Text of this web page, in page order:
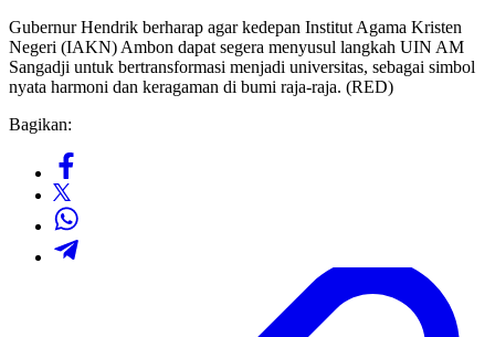
Gubernur Hendrik berharap agar kedepan Institut Agama Kristen
Negeri (IAKN) Ambon dapat segera menyusul langkah UIN AM
Sangadji untuk bertransformasi menjadi universitas, sebagai simbol
nyata harmoni dan keragaman di bumi raja-raja. (RED)
Bagikan: